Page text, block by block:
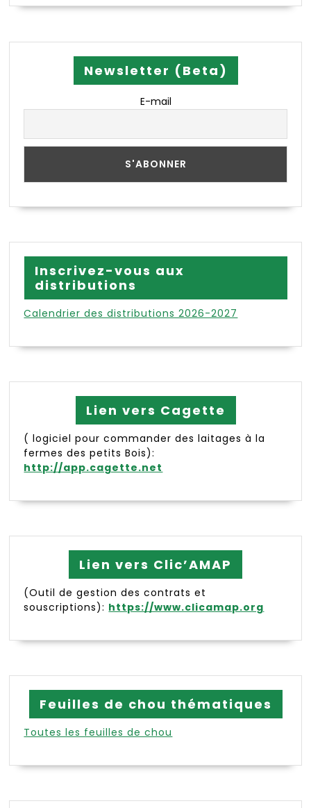
Newsletter (Beta)
E-mail
Inscrivez-vous aux
distributions
Calendrier des distributions 2026-2027
Lien vers Cagette
( logiciel pour commander des laitages à la
fermes des petits Bois):
http://app.cagette.net
Lien vers Clic’AMAP
(Outil de gestion des contrats et
souscriptions): https://www.clicamap.org
Feuilles de chou thématiques
Toutes les feuilles de chou